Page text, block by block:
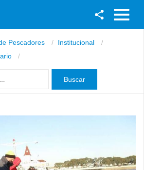
Youtube
Instagram
Pescadores
Institucional